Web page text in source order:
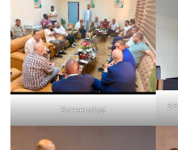
Screenshot